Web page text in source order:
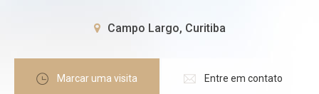
Campo Largo, Curitiba
Marcar uma visita Entre em contato